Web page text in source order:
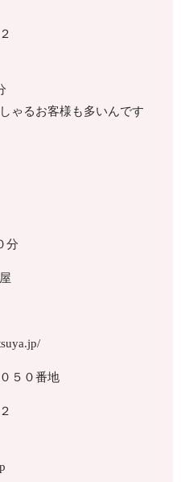
ゃるお客様も多いんです
分
５０番地